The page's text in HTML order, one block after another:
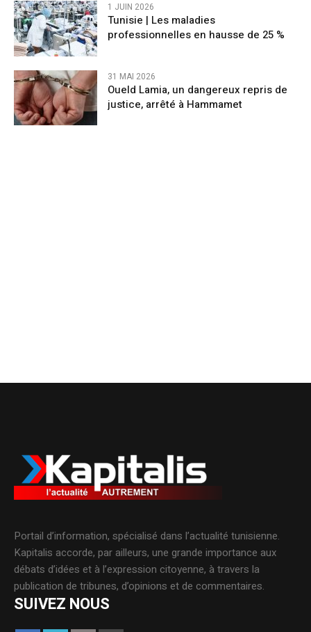
1 JUIN 2026
Tunisie | Les maladies
professionnelles en hausse de 25 %
31 MAI 2026
Oueld Lamia, un dangereux repris de
justice, arrêté à Hammamet
Portail d’information, spécialisé dans l’actualité tunisienne.
Kapitalis accorde, par ailleurs, une grande importance aux
débats d’idées et à l’expression citoyenne, à travers la
publication de tribunes, d’opinions et de commentaires.
SUIVEZ NOUS